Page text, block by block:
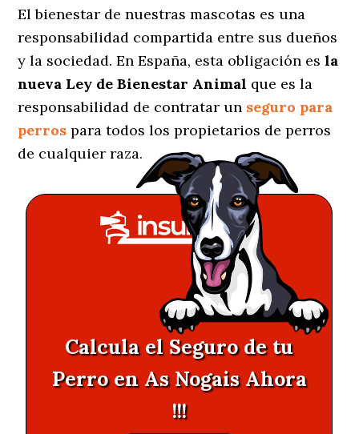
El bienestar de nuestras mascotas es una
responsabilidad compartida entre sus dueños
y la sociedad. En España, esta obligación esla
nueva Ley de Bienestar Animal que es la
responsabilidad de contratar un seguro para
perros para todos los propietarios de perros
de cualquier raza.
Calcula el Seguro de tu
Perro en As Nogais Ahora
!!!